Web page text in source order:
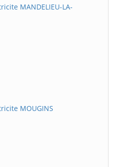
MANDELIEU-LA-
MOUGINS